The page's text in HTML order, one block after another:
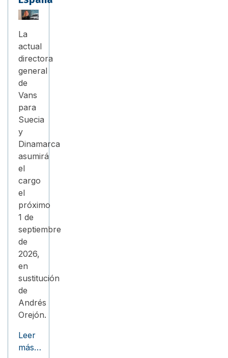
La
actual
directora
general
de
Vans
para
Suecia
y
Dinamarca
asumirá
el
cargo
el
próximo
1 de
septiembre
de
2026,
en
sustitución
de
Andrés
Orejón.
Leer
más…